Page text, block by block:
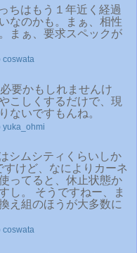
ちはもう１年近く経過
なのかも。まぁ、相性
まぁ、要求スペックが
coswata
要かもしれませんけ
こしくするだけで、現
ないですもんね。
yuka_ohmi
シムシティくらいしか
すけど、なによりカーネ
ってると、休止状態か
し。 そうですねー、ま
え組のほうが大多数に
coswata